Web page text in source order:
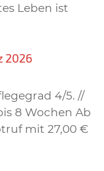
Leben ist
2026
4/5. //
8 Wochen Ab
mit 27,00 €